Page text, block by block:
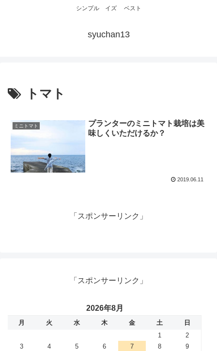
シンプル イズ ベスト
syuchan13
トマト
ミニトマト
プランターのミニトマト栽培は美
味しくいただけるか？
2019.06.11
「スポンサーリンク」
「スポンサーリンク」
2026年8月
月 火 水 木 金 土
日
1
2
3
4 5 6 7 8
9